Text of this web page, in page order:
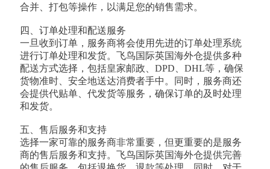
合并、打包等操作，以满足您的销售需求。
四、订单处理和配送服务
一旦收到订单，服务商将会使用先进的订单处理系统
进行订单处理和发货。飞鸟国际英国海外仓提供多种
配送方式选择，包括皇家邮政、DPD、DHL等，确保
货物准时、安全地送达消费者手中。同时，服务商还
会提供代贴单、代发货等服务，确保订单的及时处理
和发货。
五、售后服务和支持
选择一家可靠的服务商非常重要，但更重要的是服务
商的售后服务和支持。飞鸟国际英国海外仓提供完善